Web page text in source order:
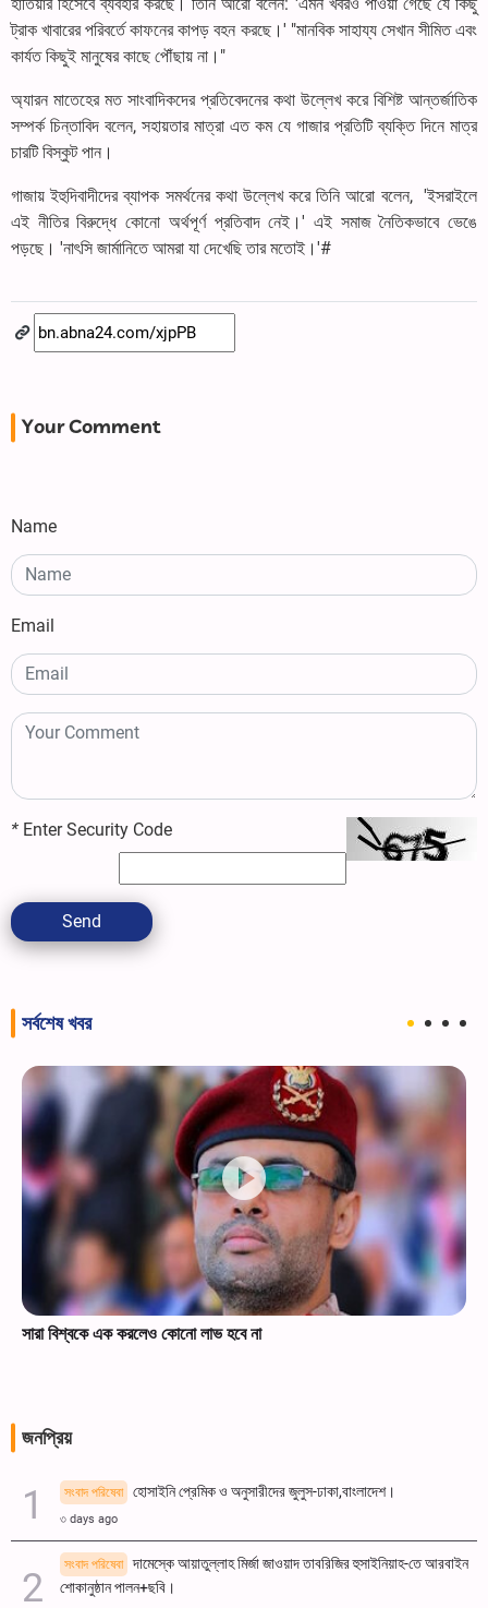
ট্রাক খাবারের পরিবর্তে কাফনের কাপড় বহন করছে।' "মানবিক সাহায্য সেখান সীমিত এবং
কার্যত কিছুই মানুষের কাছে পৌঁছায় না।"
অ্যারন মাতেহের মত সাংবাদিকদের প্রতিবেদনের কথা উল্লেখ করে বিশিষ্ট আন্তর্জাতিক
সম্পর্ক চিন্তাবিদ বলেন, সহায়তার মাত্রা এত কম যে গাজার প্রতিটি ব্যক্তি দিনে মাত্র
চারটি বিস্কুট পান।
গাজায় ইহুদিবাদীদের ব্যাপক সমর্থনের কথা উল্লেখ করে তিনি আরো বলেন, 'ইসরাইলে
এই নীতির বিরুদ্ধে কোনো অর্থপূর্ণ প্রতিবাদ নেই।' এই সমাজ নৈতিকভাবে ভেঙে
পড়ছে। 'নাৎসি জার্মানিতে আমরা যা দেখেছি তার মতোই।'#
Your Comment
Name
Email
* Enter Security Code
Send
সর্বশেষ খবর
সারা বিশ্বকে এক করলেও কোনো লাভ হবে না
জনপ্রিয়
সংবাদ পরিষেবা হোসাইনি প্রেমিক ও অনুসারীদের জুলুস-ঢাকা,বাংলাদেশ।
৩ days ago
সংবাদ পরিষেবা
দামেস্কে আয়াতুল্লাহ মির্জা জাওয়াদ তাবরিজির হুসাইনিয়াহ-তে আরবাইন
শোকানুষ্ঠান পালন+ছবি।